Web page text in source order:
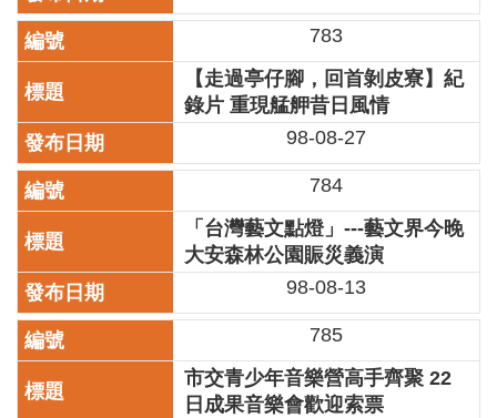
藝
文
空
間
歷
年
文
化
慶
廉
政
專
區
珍
783
【走過亭仔腳，回首剝皮寮】紀
錄片 重現艋舺昔日風情
98-08-27
784
「台灣藝文點燈」---藝文界今晚
大安森林公園賑災義演
98-08-13
785
市交青少年音樂營高手齊聚 22
日成果音樂會歡迎索票